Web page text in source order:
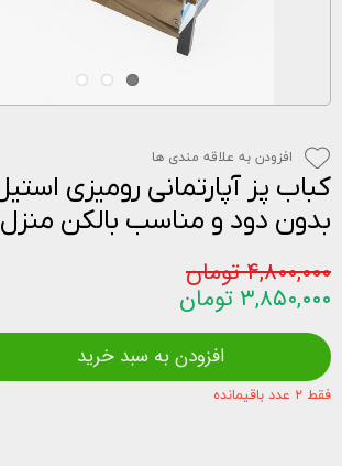
بدون دود و مناسب بالکن منزل
۴,۸۰۰,۰۰۰ تومان
۳,۸۵۰,۰۰۰ تومان
فقط ۲ عدد باقیمانده
افزودن به سبد خرید
افزودن به علاقه مندی ها